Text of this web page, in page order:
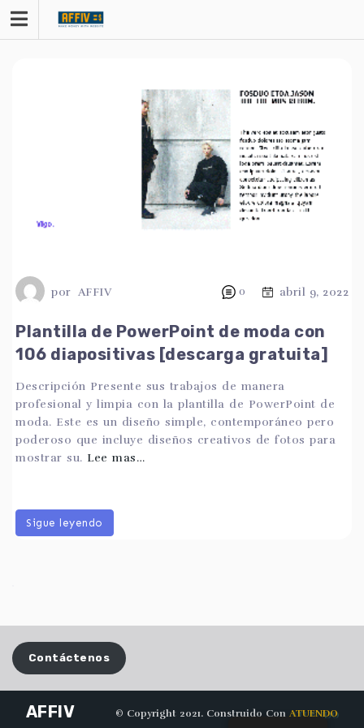
saltar
contenido
por AFFIV 0 abril 9, 2022
Plantilla de PowerPoint de moda con
106 diapositivas [descarga gratuita]
Descripción Presente sus trabajos de manera
profesional y limpia con la plantilla de PowerPoint de
moda. Este es un diseño simple, contemporáneo pero
poderoso que incluye diseños creativos de fotos para
mostrar su. Lee mas…
Sigue leyendo
Contáctenos
AFFIV © Copyright 2021. Construido Con ATUENDO